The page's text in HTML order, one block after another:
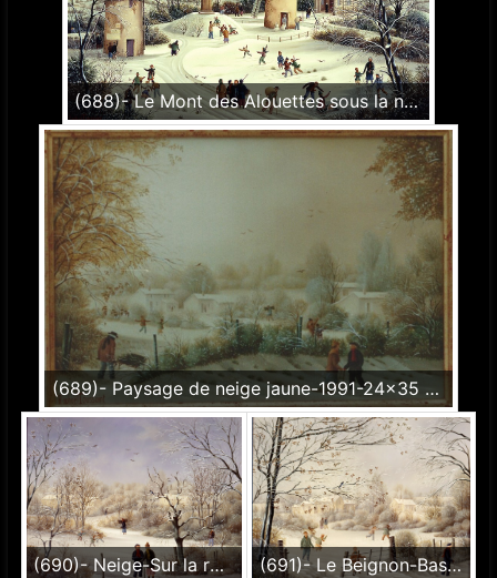
(688)- Le Mont des Alouettes sous la neige-1991-hsb 50x65 cm.
(689)- Paysage de neige jaune-1991-24x35 cm.
(690)- Neige-Sur la route du Beignon-Basset-1991-hsb 27x35cm. (691)- Le Beignon-Basset-L'Enfant à la barrière-Neige-1991-27X35cm.